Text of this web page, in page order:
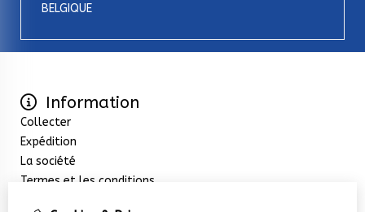
BELGIQUE
Information
Collecter
Expédition
La société
Termes et les conditions